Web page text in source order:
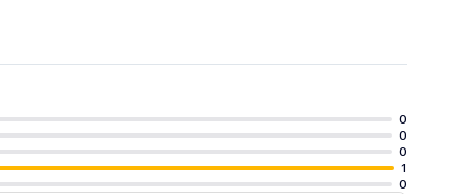
0
0
0
1
0